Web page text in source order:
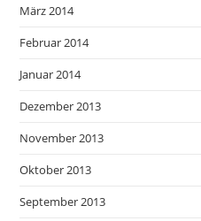
März 2014
Februar 2014
Januar 2014
Dezember 2013
November 2013
Oktober 2013
September 2013